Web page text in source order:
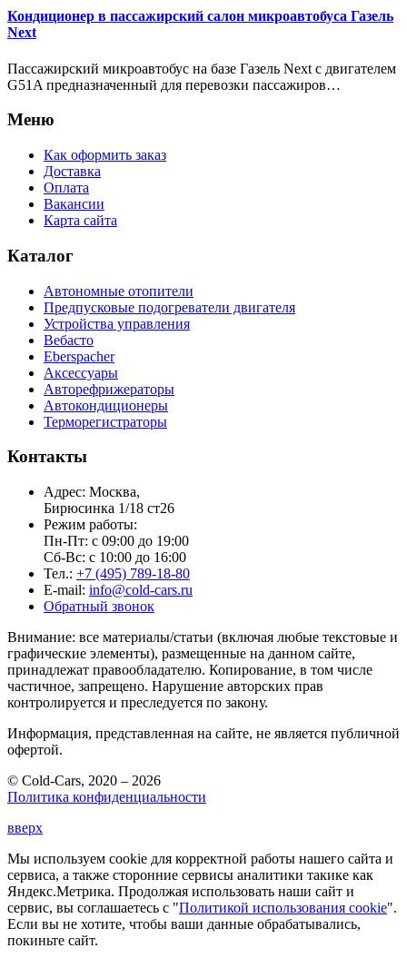
Кондиционер в пассажирский салон микроавтобуса Газель
Next
Пассажирский микроавтобус на базе Газель Next с двигателем
G51A предназначенный для перевозки пассажиров…
Меню
Как оформить заказ
Доставка
Оплата
Вакансии
Карта сайта
Каталог
Автономные отопители
Предпусковые подогреватели двигателя
Устройства управления
Вебасто
Eberspacher
Аксессуары
Авторефрижераторы
Автокондиционеры
Терморегистраторы
Контакты
Адрес: Москва,
Бирюсинка 1/18 ст26 ​
Режим работы:
Пн-Пт: с 09:00 до 19:00
Сб-Вс: с 10:00 до 16:00
Тел.: +7 (495) 789-18-80
E-mail: info@cold-cars.ru
Обратный звонок
Внимание: все материалы/статьи (включая любые текстовые и
графические элементы), размещенные на данном сайте,
принадлежат правообладателю. Копирование, в том числе
частичное, запрещено. Нарушение авторских прав
контролируется и преследуется по закону.
Информация, представленная на сайте, не является публичной
офертой.
© Cold-Cars, 2020 – 2026
Политика конфиденциальности
вверх
Мы используем cookie для корректной работы нашего сайта и
сервиса, а также сторонние сервисы аналитики такике как
Яндекс.Метрика. Продолжая использовать наши сайт и
сервис, вы соглашаетесь с "Политикой использования cookie".
Если вы не хотите, чтобы ваши данные обрабатывались,
покиньте сайт.